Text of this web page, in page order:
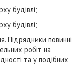
будівлі;
будівлі;
Підрядники повинні
робіт на
та у подібних